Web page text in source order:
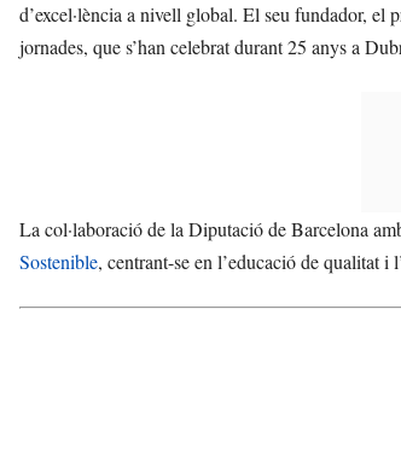
d’excel·lència a nivell global. El seu fundador, el
jornades, que s’han celebrat durant 25 anys a
La col·laboració de la Diputació de Barcelona
Sostenible, centrant-se en l’educació de qualitat i